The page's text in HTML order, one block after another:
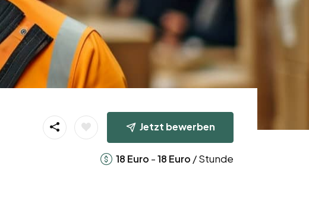
Jetzt bewerben
18 Euro -18 Euro / Stunde